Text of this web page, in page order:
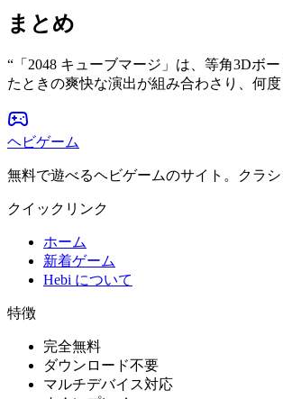
まとめ
“ 「2048 キューブマージ」は、等角3Dボ
たときの爽快な演出が組み合わさり、何
ヘビゲーム
無料で遊べるヘビゲームのサイト。クラ
クイックリンク
ホーム
新着ゲーム
Hebi について
特徴
完全無料
ダウンロード不要
マルチデバイス対応